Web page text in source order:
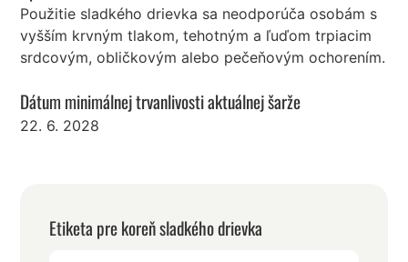
Použitie sladkého drievka sa neodporúča osobám s
vyšším krvným tlakom, tehotným a ľuďom trpiacim
srdcovým, obličkovým alebo pečeňovým ochorením.
Dátum minimálnej trvanlivosti aktuálnej šarže
22. 6. 2028
Etiketa pre koreň sladkého drievka